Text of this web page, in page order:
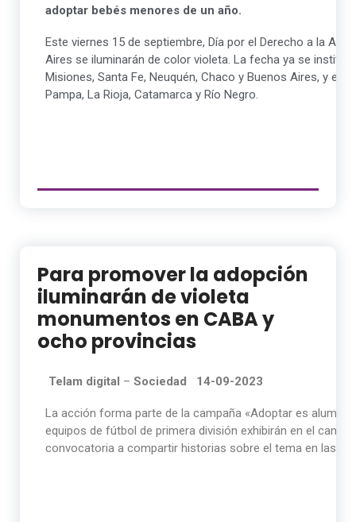
adoptar bebés menores de un año.
Este viernes 15 de septiembre, Día por el Derecho a la
Aires se iluminarán de color violeta. La fecha ya se
Misiones, Santa Fe, Neuquén, Chaco y Buenos Aires, y
Pampa, La Rioja, Catamarca y Río Negro.
Para promover la adopción
iluminarán de violeta
monumentos en CABA y
ocho provincias
Telam digital – Sociedad 14-09-2023
La acción forma parte de la campaña «Adoptar es
equipos de fútbol de primera división exhibirán en el
convocatoria a compartir historias sobre el tema en las